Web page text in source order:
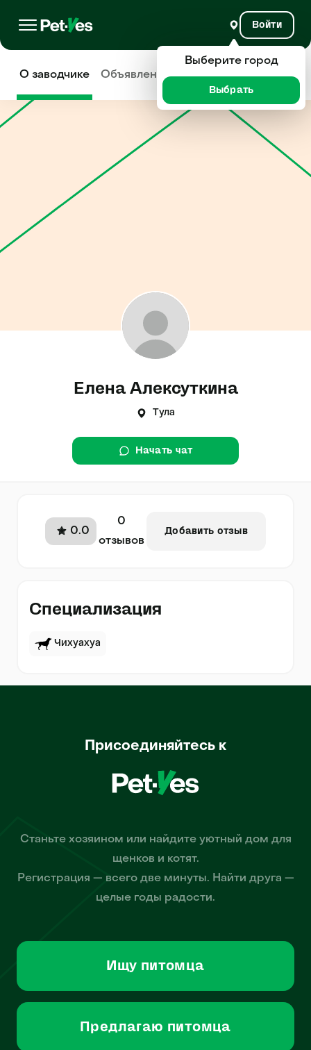
Войти
О заводчике Объявления Отзывы
Елена Алексуткина
Тула
Начать чат
0.0
0
отзывов
Добавить отзыв
Специализация
Чихуахуа
Присоединяйтесь к
Станьте хозяином или найдите уютный дом для
щенков и котят.
Регистрация — всего две минуты. Найти друга —
целые годы радости.
Ищу питомца
Предлагаю питомца
Выберите город
Выбрать